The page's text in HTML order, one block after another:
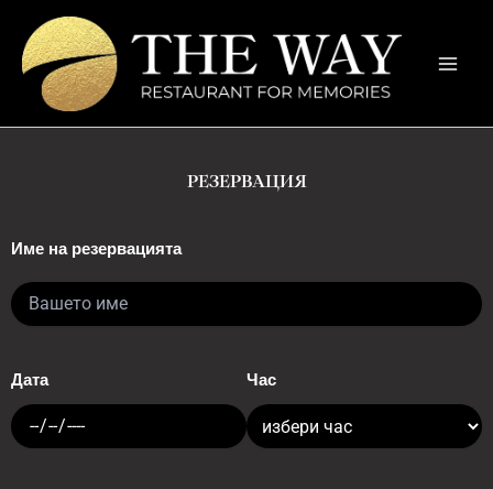
content
РЕЗЕРВАЦИЯ
Име на резервацията
Дата Час